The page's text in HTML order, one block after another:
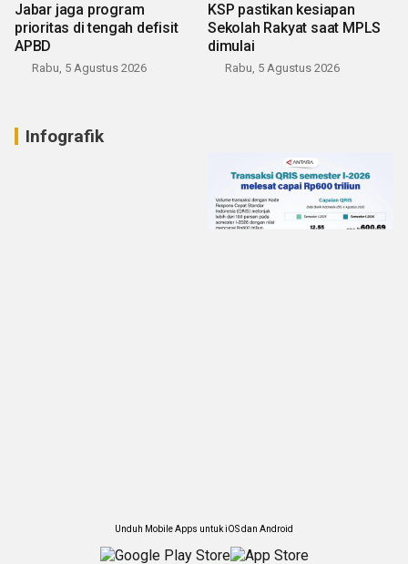
Jabar jaga program
prioritas di tengah defisit
APBD
Rabu, 5 Agustus 2026
KSP pastikan kesiapan
Sekolah Rakyat saat MPLS
dimulai
Rabu, 5 Agustus 2026
Infografik
Unduh Mobile Apps untuk iOS dan Android